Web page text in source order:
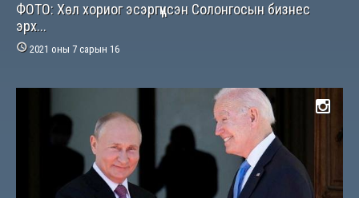
ФОТО: Хөл хориог эсэргүүцсэн Солонгосын бизнес
эрх...
2021 оны 7 сарын 16